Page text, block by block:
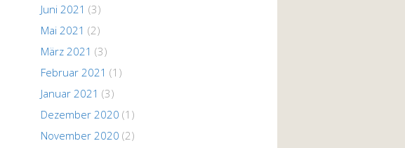
Juni 2021 (3)
Mai 2021 (2)
März 2021 (3)
Februar 2021 (1)
Januar 2021 (3)
Dezember 2020 (1)
November 2020 (2)